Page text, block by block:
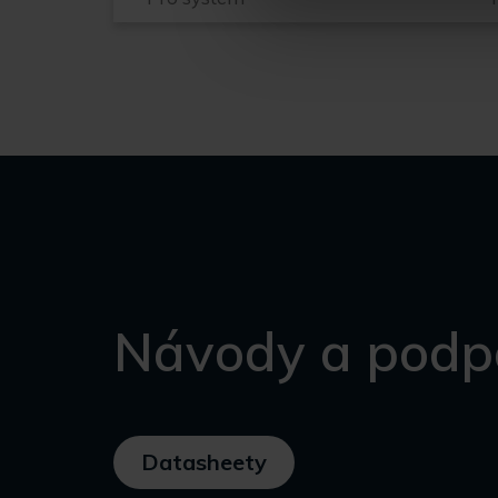
Návody a
Datasheety